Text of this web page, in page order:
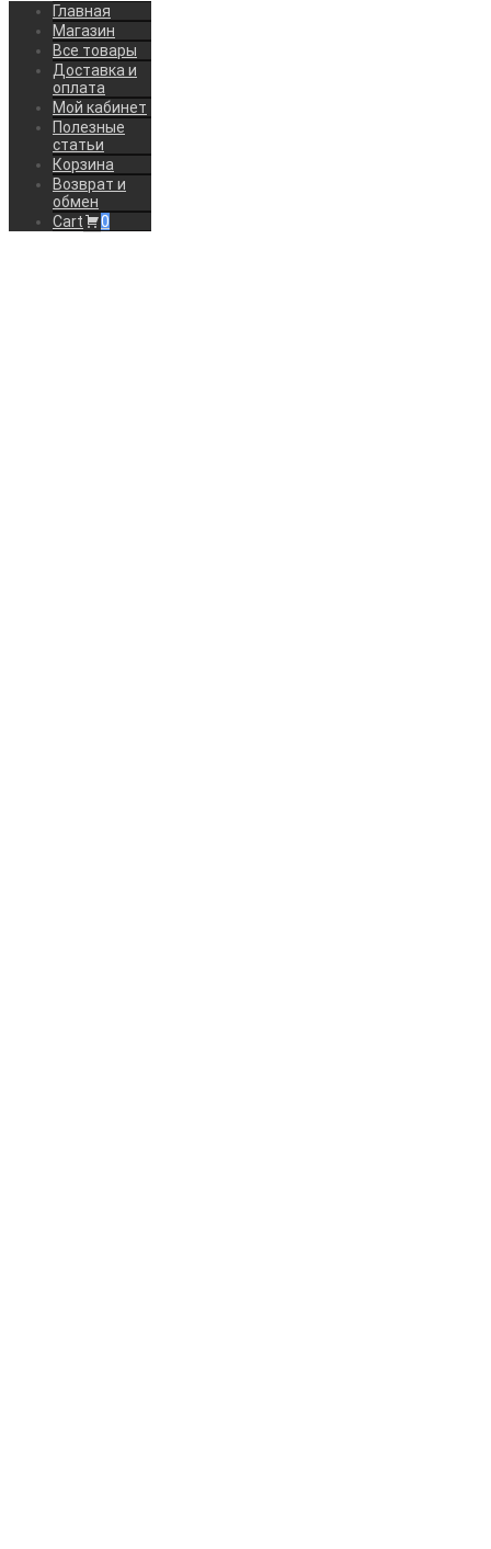
Главная
Магазин
Все товары
Доставка и
оплата
Мой кабинет
Полезные
статьи
Корзина
Возврат и
обмен
Cart
0